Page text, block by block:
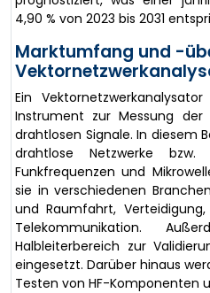
4,90 % von 2023 bis 2031
Marktumfang und -
Ein
Instrument zur Messung der
drahtlosen Signale. In diesem
drahtlose Netzwerke bzw.
Funkfrequenzen und
sie in verschiedenen
und Raumfahrt,
Telekommunikation.
Halbleiterbereich zur
eingesetzt. Darüber hinaus
Testen von HF-Komponenten